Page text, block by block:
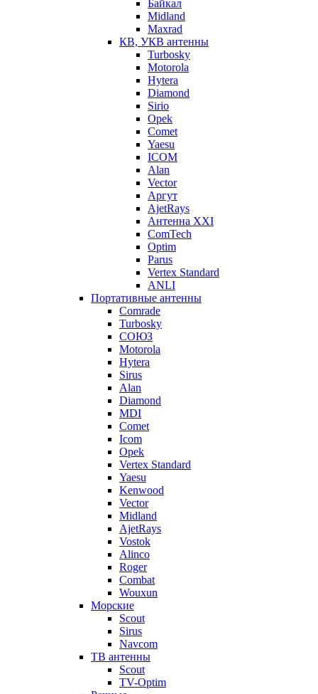
Байкал
Midland
Maxrad
КВ, УКВ антенны
Turbosky
Motorola
Hytera
Diamond
Sirio
Opek
Comet
Yaesu
ICOM
Alan
Vector
Аргут
AjetRays
Антенна XXI
ComTech
Optim
Parus
Vertex Standard
ANLI
Портативные антенны
Comrade
Turbosky
СОЮЗ
Motorola
Hytera
Sirus
Alan
Diamond
MDI
Comet
Icom
Opek
Vertex Standard
Yaesu
Kenwood
Vector
Midland
AjetRays
Vostok
Alinco
Roger
Combat
Wouxun
Морские
Scout
Sirus
Navcom
ТВ антенны
Scout
TV-Optim